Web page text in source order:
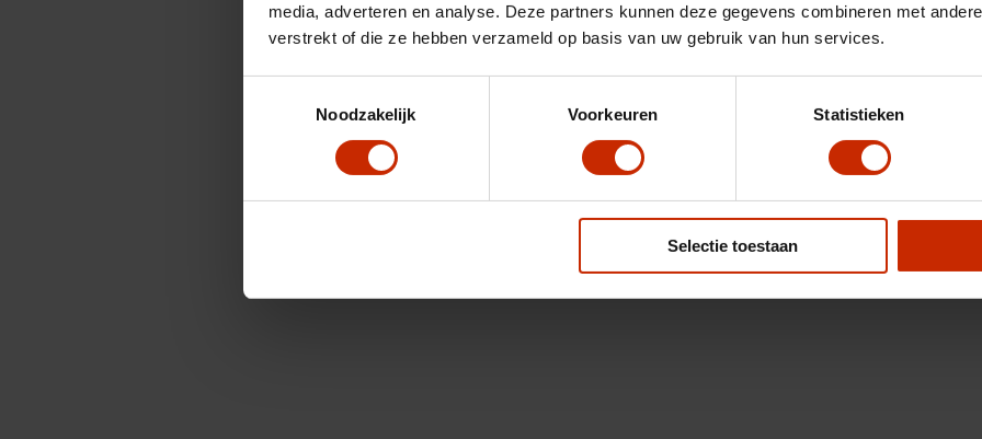
media, adverteren en analyse. Deze partners kunnen deze gegevens combineren met
verstrekt of die ze hebben verzameld op basis van uw gebruik van hun services.
Noodzakelijk
Voorkeuren Statistieken
Selectie toestaan